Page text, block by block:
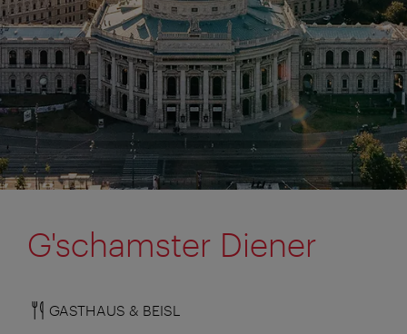
G'schamster Diener
GASTHAUS & BEISL